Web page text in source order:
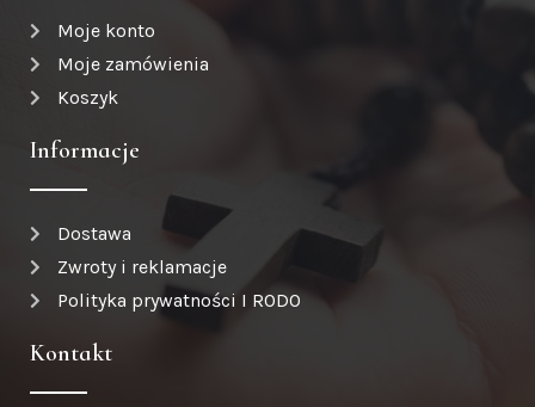
Moje konto
Moje zamówienia
Koszyk
Informacje
Dostawa
Zwroty i reklamacje
Polityka prywatności I RODO
Kontakt